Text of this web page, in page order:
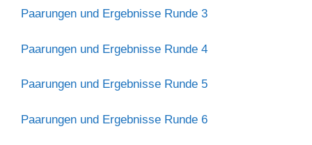
Paarungen und Ergebnisse Runde 3
Paarungen und Ergebnisse Runde 4
Paarungen und Ergebnisse Runde 5
Paarungen und Ergebnisse Runde 6